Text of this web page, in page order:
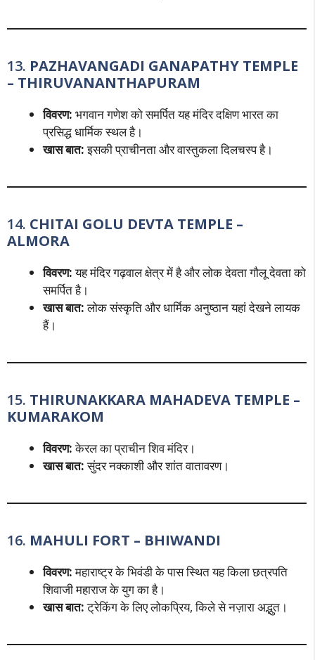
13. PAZHAVANGADI GANAPATHY TEMPLE
– THIRUVANANTHAPURAM
विवरण: भगवान गणेश को समर्पित यह मंदिर दक्षिण भारत का
प्रसिद्ध धार्मिक स्थल है।
खास बात:इसकी प्राचीनता और वास्तुकला दिलचस्प है।
14. CHITAI GOLU DEVTA TEMPLE –
ALMORA
विवरण:यह मंदिर गढ़वाल क्षेत्र में है और लोक देवता गौलू देवता को
समर्पित है।
खास बात:लोक संस्कृति और धार्मिक अनुष्ठान यहां देखने लायक
हैं।
15. THIRUNAKKARA MAHADEVA TEMPLE –
KUMARAKOM
विवरण:केरल का प्राचीन शिव मंदिर।
खास बात:सुंदर नक्काशी और शांत वातावरण।
16. MAHULI FORT – BHIWANDI
विवरण:महाराष्ट्र के भिवंडी के पास स्थित यह किला छत्रपति
शिवाजी महाराज के युग का है।
खास बात:ट्रेकिंग के लिए लोकप्रिय, किले से नज़ारा अद्भुत।